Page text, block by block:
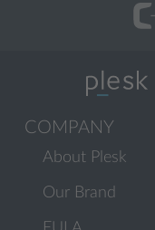
COMPANY
About Plesk
Our Brand